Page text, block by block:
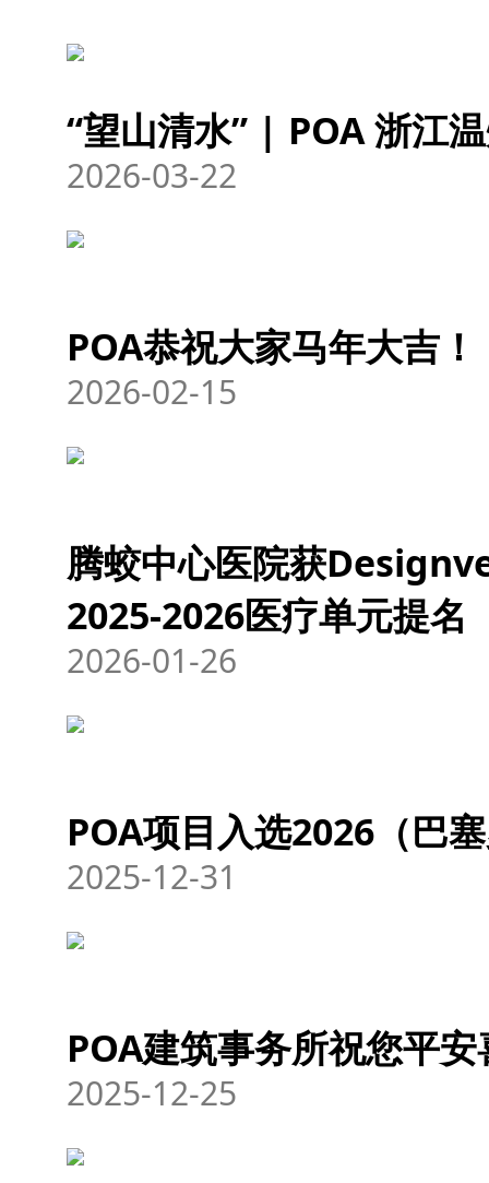
“望山清水” | POA 浙江
2026-03-22
POA恭祝大家马年大吉！
2026-02-15
腾蛟中心医院获
2025-2026医疗单元提名
2026-01-26
POA项目入选2026（巴
2025-12-31
POA建筑事务所祝您平
2025-12-25